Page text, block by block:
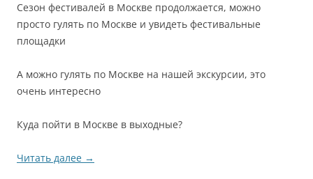
Сезон фестивалей в Москве продолжается, можно
просто гулять по Москве и увидеть фестивальные
площадки
А можно гулять по Москве на нашей экскурсии, это
очень интересно
Куда пойти в Москве в выходные?
Читать далее →